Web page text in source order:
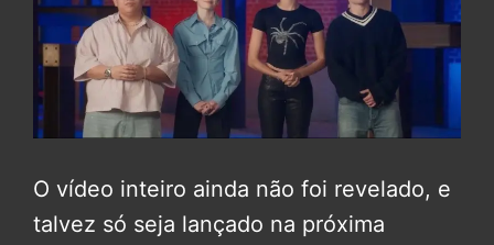
O vídeo inteiro ainda não foi revelado, e
talvez só seja lançado na próxima